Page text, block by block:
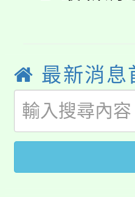
場熱烈登
8/21下
局官網。
8月14至
開!
115年桃
田徑場
桃園市
視費優
大園自
最新消息